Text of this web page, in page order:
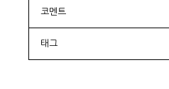
코멘트
태그